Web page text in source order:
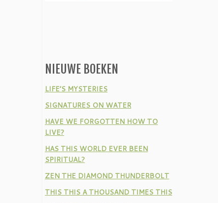
NIEUWE BOEKEN
LIFE’S MYSTERIES
SIGNATURES ON WATER
HAVE WE FORGOTTEN HOW TO
LIVE?
HAS THIS WORLD EVER BEEN
SPIRITUAL?
ZEN THE DIAMOND THUNDERBOLT
THIS THIS A THOUSAND TIMES THIS